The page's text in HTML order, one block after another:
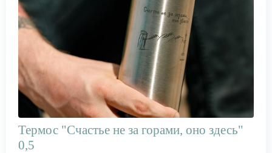
Термос "Счастье не за горами, оно здесь"
0,5